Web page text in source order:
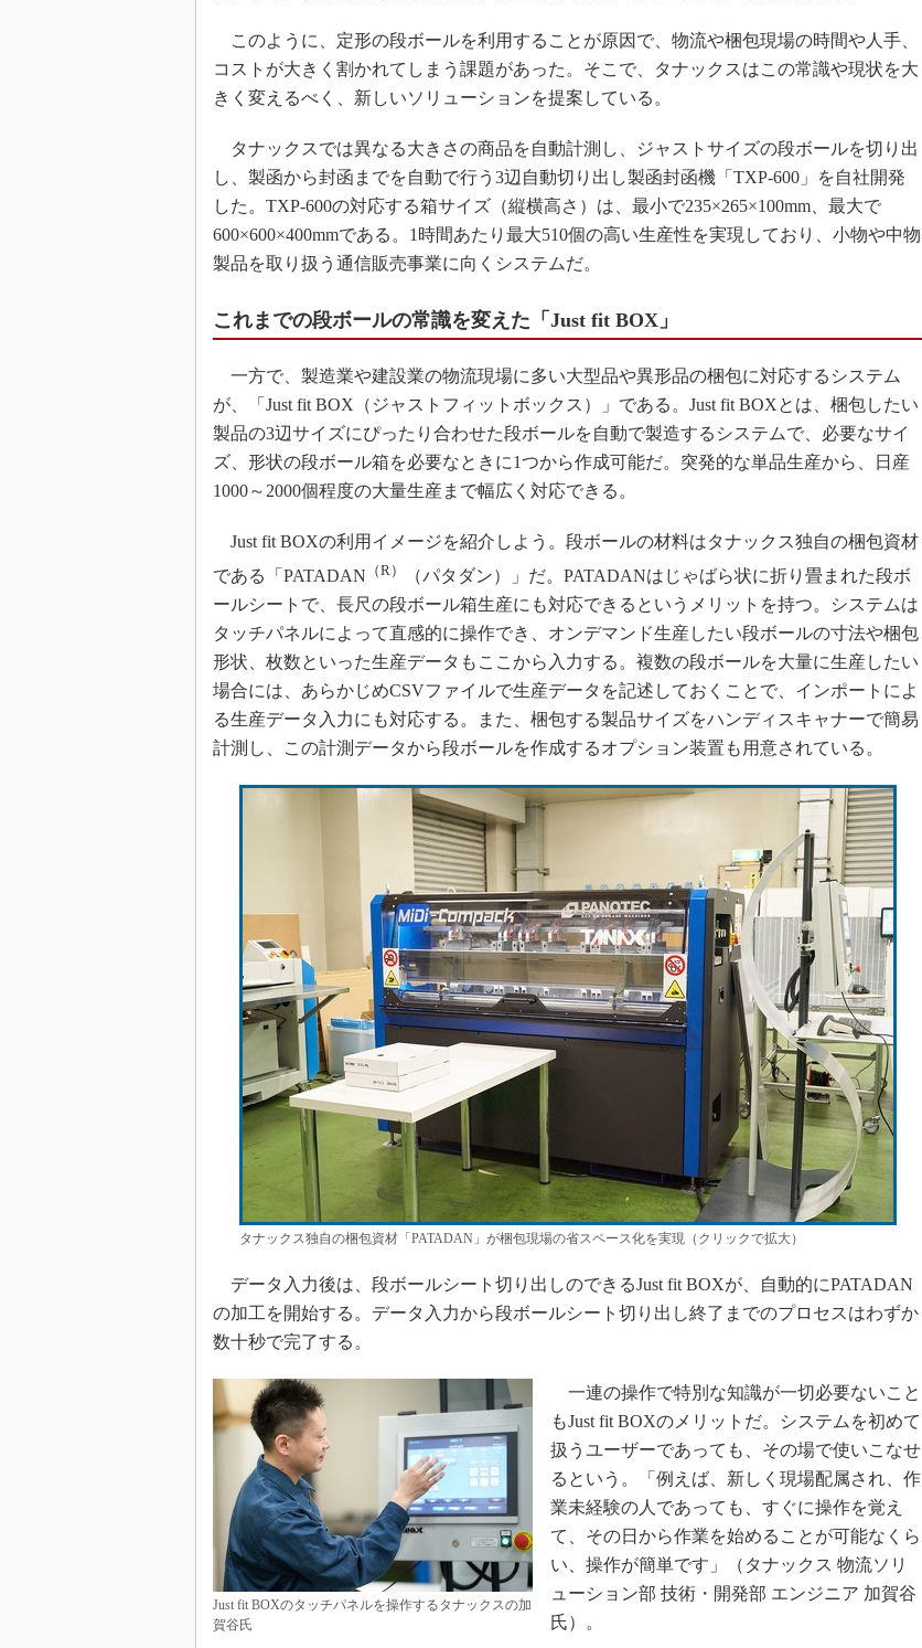
このように、定形の段ボールを利用することが原因で、物流や梱包現場の時間や人手、
コストが大きく割かれてしまう課題があった。そこで、タナックスはこの常識や現状を大
きく変えるべく、新しいソリューションを提案している。
タナックスでは異なる大きさの商品を自動計測し、ジャストサイズの段ボールを切り出
し、製函から封函までを自動で行う3辺自動切り出し製函封函機「TXP-600」を自社開発
した。TXP-600の対応する箱サイズ（縦横高さ）は、最小で235×265×100mm、最大で
600×600×400mmである。1時間あたり最大510個の高い生産性を実現しており、小物や中物
製品を取り扱う通信販売事業に向くシステムだ。
これまでの段ボールの常識を変えた「Just fit BOX」
一方で、製造業や建設業の物流現場に多い大型品や異形品の梱包に対応するシステム
が、「Just fit BOX（ジャストフィットボックス）」である。Just fit BOXとは、梱包したい
製品の3辺サイズにぴったり合わせた段ボールを自動で製造するシステムで、必要なサイ
ズ、形状の段ボール箱を必要なときに1つから作成可能だ。突発的な単品生産から、日産
1000～2000個程度の大量生産まで幅広く対応できる。
Just fit BOXの利用イメージを紹介しよう。段ボールの材料はタナックス独自の梱包資材
である「PATADAN （R）
（パタダン）」だ。PATADANはじゃばら状に折り畳まれた段ボ
ールシートで、長尺の段ボール箱生産にも対応できるというメリットを持つ。システムは
タッチパネルによって直感的に操作でき、オンデマンド生産したい段ボールの寸法や梱包
形状、枚数といった生産データもここから入力する。複数の段ボールを大量に生産したい
場合には、あらかじめCSVファイルで生産データを記述しておくことで、インポートによ
る生産データ入力にも対応する。また、梱包する製品サイズをハンディスキャナーで簡易
計測し、この計測データから段ボールを作成するオプション装置も用意されている。
タナックス独自の梱包資材「PATADAN」が梱包現場の省スペース化を実現（クリックで拡大）
データ入力後は、段ボールシート切り出しのできるJust fit BOXが、自動的にPATADAN
の加工を開始する。データ入力から段ボールシート切り出し終了までのプロセスはわずか
数十秒で完了する。
Just fit BOXのタッチパネルを操作するタナックスの加
賀谷氏
一連の操作で特別な知識が一切必要ないこと
もJust fit BOXのメリットだ。システムを初めて
扱うユーザーであっても、その場で使いこなせ
るという。「例えば、新しく現場配属され、作
業未経験の人であっても、すぐに操作を覚え
て、その日から作業を始めることが可能なくら
い、操作が簡単です」（タナックス 物流ソリ
ューション部 技術・開発部 エンジニア 加賀谷
氏）。